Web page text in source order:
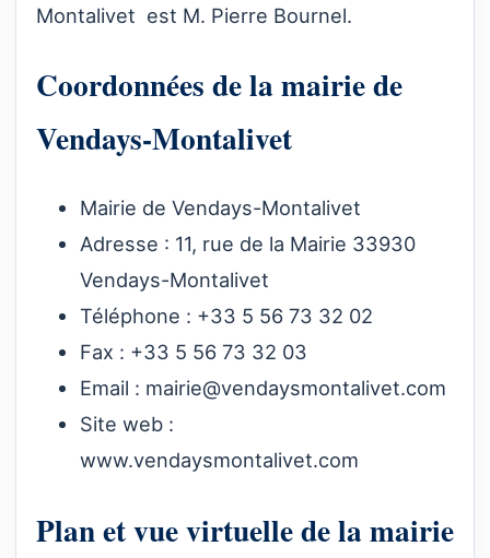
Montalivet est M. Pierre Bournel.
Coordonnées de la mairie de
Vendays-Montalivet
Mairie de Vendays-Montalivet
Adresse : 11, rue de la Mairie 33930
Vendays-Montalivet
Téléphone : +33 5 56 73 32 02
Fax : +33 5 56 73 32 03
Email : mairie@vendaysmontalivet.com
Site web :
www.vendaysmontalivet.com
Plan et vue virtuelle de la mairie